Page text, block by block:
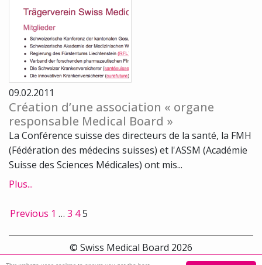
09.02.2011
Création d’une association « organe
responsable Medical Board »
La Conférence suisse des directeurs de la santé, la FMH
(Fédération des médecins suisses) et l'ASSM (Académie
Suisse des Sciences Médicales) ont mis...
Plus...
Previous 1 … 3 45
© Swiss Medical Board 2026